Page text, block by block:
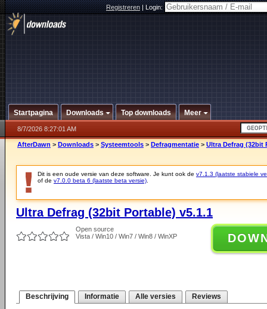
Registreren|Login:
Startpagina Downloads Top downloads Meer
8/7/2026 8:27:01 AM
AfterDawn > Downloads > Systeemtools > Defragmentatie > Ultra Defrag (32bit
Dit is een oude versie van deze software. Je kunt ook de v7.1.3 (laatste stabiele
of de v7.0.0 beta 6 (laatste beta versie)
Ultra Defrag (32bit Portable) v5.1.1
Open source
Vista / Win10 / Win7 / Win8 / WinXP
Beschrijving Informatie Alle versies Reviews